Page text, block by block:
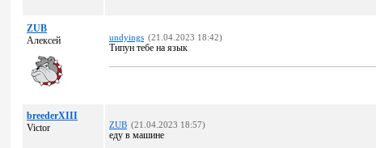
ZUB
Алексей
undyings (21.04.2023 18:42)
Типун тебе на язык
breederXIII
Victor
ZUB (21.04.2023 18:57)
еду в машине